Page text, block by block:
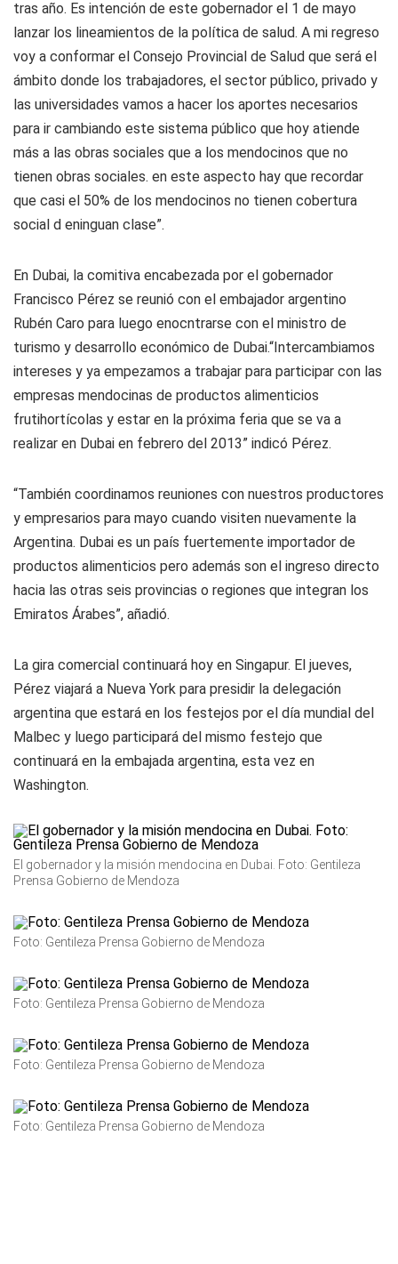
tras año. Es intención de este gobernador el 1 de mayo
lanzar los lineamientos de la política de salud. A mi regreso
voy a conformar el Consejo Provincial de Salud que será el
ámbito donde los trabajadores, el sector público, privado y
las universidades vamos a hacer los aportes necesarios
para ir cambiando este sistema público que hoy atiende
más a las obras sociales que a los mendocinos que no
tienen obras sociales. en este aspecto hay que recordar
que casi el 50% de los mendocinos no tienen cobertura
social d eninguan clase”.
En Dubai, la comitiva encabezada por el gobernador
Francisco Pérez se reunió con el embajador argentino
Rubén Caro para luego enocntrarse con el ministro de
turismo y desarrollo económico de Dubai.“Intercambiamos
intereses y ya empezamos a trabajar para participar con las
empresas mendocinas de productos alimenticios
frutihortícolas y estar en la próxima feria que se va a
realizar en Dubai en febrero del 2013” indicó Pérez.
“También coordinamos reuniones con nuestros productores
y empresarios para mayo cuando visiten nuevamente la
Argentina. Dubai es un país fuertemente importador de
productos alimenticios pero además son el ingreso directo
hacia las otras seis provincias o regiones que integran los
Emiratos Árabes”, añadió.
La gira comercial continuará hoy en Singapur. El jueves,
Pérez viajará a Nueva York para presidir la delegación
argentina que estará en los festejos por el día mundial del
Malbec y luego participará del mismo festejo que
continuará en la embajada argentina, esta vez en
Washington.
El gobernador y la misión mendocina en Dubai. Foto: Gentileza
Prensa Gobierno de Mendoza
Foto: Gentileza Prensa Gobierno de Mendoza
Foto: Gentileza Prensa Gobierno de Mendoza
Foto: Gentileza Prensa Gobierno de Mendoza
Foto: Gentileza Prensa Gobierno de Mendoza